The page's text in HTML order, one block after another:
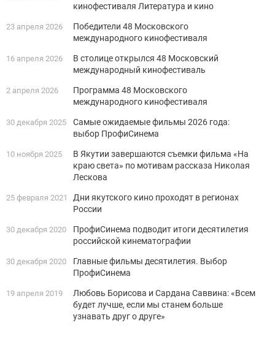
кинофестиваля Литература и кино
23 апреля 2026
Победители 48 Московского
международного кинофестиваля
16 апреля 2026
В столице открылся 48 Московский
международный кинофестиваль
2 апреля 2026
Программа 48 Московского
международного кинофестиваля
30 декабря 2025
Самые ожидаемые фильмы 2026 года:
выбор ПрофиСинема
10 ноября 2025
В Якутии завершаются съемки фильма «На
краю света» по мотивам рассказа Николая
Лескова
25 февраля 2021
Дни якутского кино проходят в регионах
России
30 декабря 2020
ПрофиСинема подводит итоги десятилетия
российской кинематографии
30 декабря 2020
Главные фильмы десятилетия. Выбор
ПрофиСинема
19 апреля 2019
Любовь Борисова и Сардана Саввина: «Всем
будет лучше, если мы станем больше
узнавать друг о друге»